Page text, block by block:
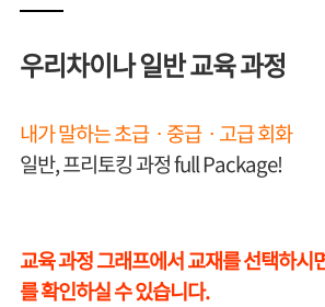
우리차이나 일반 교육 과정
내가 말하는 초급ㆍ중급ㆍ고급 회화
일반, 프리토킹 과정 full Package!
교육 과정 그래프에서 교재를 선택하시
를 확인하실 수 있습니다.